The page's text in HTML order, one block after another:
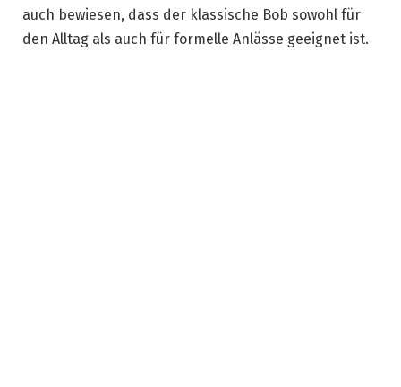
auch bewiesen, dass der klassische Bob sowohl für
den Alltag als auch für formelle Anlässe geeignet ist.